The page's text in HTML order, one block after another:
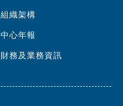
組織架構
中心年報
財務及業務資訊